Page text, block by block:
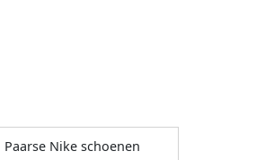
Paarse Nike schoenen